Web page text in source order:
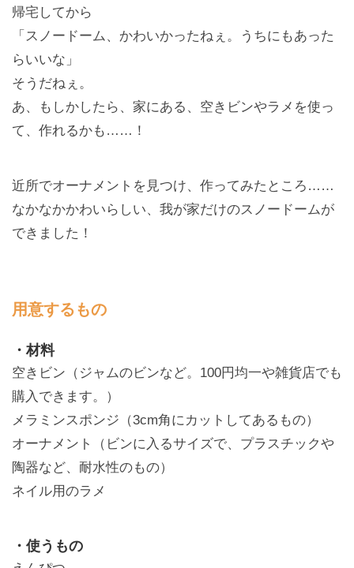
帰宅してから
「スノードーム、かわいかったねぇ。うちにもあった
らいいな」
そうだねぇ。
あ、もしかしたら、家にある、空きビンやラメを使っ
て、作れるかも……！
近所でオーナメントを見つけ、作ってみたところ……
なかなかかわいらしい、我が家だけのスノードームが
できました！
用意するもの
・材料
空きビン（ジャムのビンなど。100円均一や雑貨店でも
購入できます。）
メラミンスポンジ（3cm角にカットしてあるもの）
オーナメント（ビンに入るサイズで、プラスチックや
陶器など、耐水性のもの）
ネイル用のラメ
・使うもの